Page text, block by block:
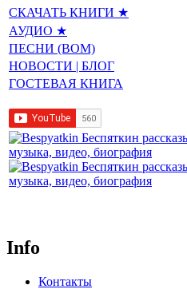
СКАЧАТЬ КНИГИ ★
АУДИО ★
ПЕСНИ (BOM)
НОВОСТИ | БЛОГ
ГОСТЕВАЯ КНИГА
Info
Контакты